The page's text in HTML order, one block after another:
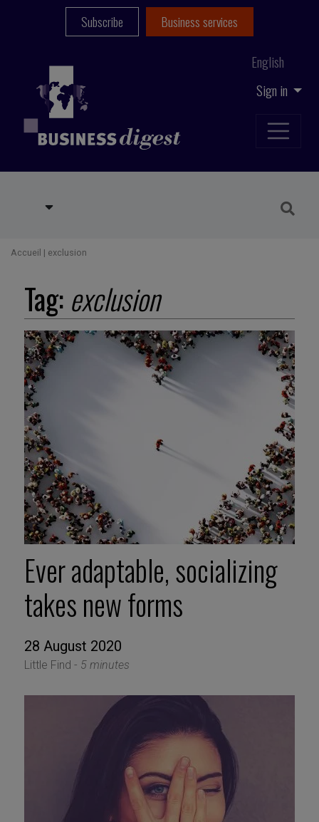
Sign in
English
Subscribe Business services
Accueil | exclusion
Tag: exclusion
Ever adaptable, socializing
takes new forms
28 August 2020
Little Find - 5 minutes